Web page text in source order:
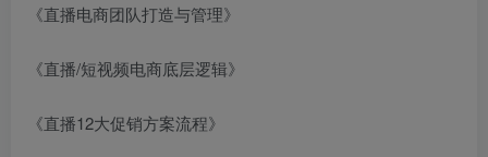
《直播电商团队打造与管理》
《直播/短视频电商底层逻辑》
《直播12大促销方案流程》